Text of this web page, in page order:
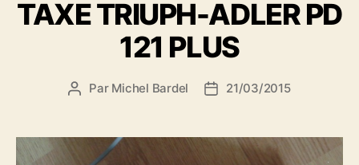
TAXE TRIUPH-ADLER PD
121 PLUS
Auteur
Par Michel Bardel
Date21/03/2015